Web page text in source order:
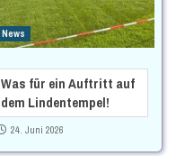
News
Was für ein Auftritt auf
dem Lindentempel!
24. Juni 2026